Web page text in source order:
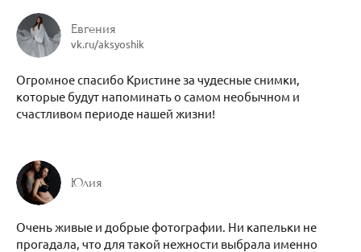
Евгения
vk.ru/aksyoshik
Огромное спасибо Кристине за чудесные снимки,
которые будут напоминать о самом необычном и
счастливом периоде нашей жизни!
Юлия
Очень живые и добрые фотографии. Ни капельки не
прогадала, что для такой нежности выбрала именно